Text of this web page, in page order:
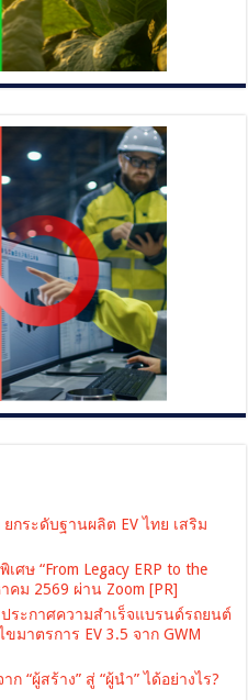
กระดับฐานผลิต EV ไทย เสริม
ศษ “From Legacy ERP to the
คม 2569 ผ่าน Zoom [PR]
ระกาศความสำเร็จแบรนด์รถยนต์
มาตรการ EV 3.5 จาก GWM
“ผู้สร้าง” สู่ “ผู้นำ” ได้อย่างไร?